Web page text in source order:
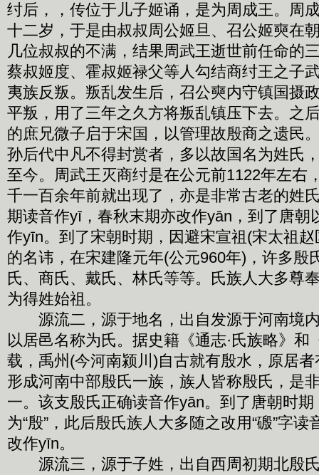
纣后，，传位于儿子姬诵，是为周成王。周
十二岁，于是由叔叔周公姬旦、召公姬奭在
几位叔叔的不满，结果周武王逝世前任命的
蔡叔姬度、霍叔姬禄父等人勾结商纣王之子
夷族反叛。叛乱发生后，召公奭内守镇国摄
平叛，用了三年之久方将叛乱镇压下去。之
的庶兄微子启于宋国，以管理故殷商之遗民
孙后代中凡不得封赏者，多以故国名为姓氏
至今。周武王灭商纣是在公元前1122年左右
千一百余年前就出现了，亦是非常古老的姓
期读音作yī，春秋末期亦改作yān，到了唐朝
作yīn。到了宋朝时期，因避宋宣祖(宋太祖
的名讳，在宋建隆元年(公元960年)，许多殷
氏、商氏、戴氏、林氏等等。氏族人大多尊
为得姓始祖。
源流二，源于地名，出自发源于河南境
以居邑名称为氏。据史籍《通志·氏族略》和
载，禹州(今河南颍川)自古就有殷水，原居
形成河南中部殷氏一族，族人皆称殷氏，是
一。该支殷氏正确读音作yān。到了唐朝时期
为“殷”，此后殷氏族人大多随之改用“磤”字
改作yīn。
源流三，源于子姓，出自西周初期北殷